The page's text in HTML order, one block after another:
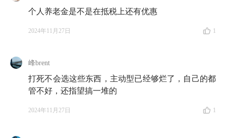
个人养老金是不是在抵税上还有优惠
2024年11月27日 1
峰brent
打死不会选这些东西，主动型已经够烂了，自己的都
管不好，还指望搞一堆的
2024年11月27日 1